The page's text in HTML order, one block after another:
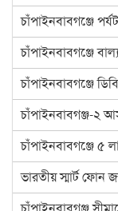
চাঁপাইনবাবগঞ্জে
চাঁপাইনবাবগঞ্জে
চাঁপাইনবাবগঞ্জে
চাঁপাইনবাবগঞ্জ-২
চাঁপাইনবাবগঞ্জে ৫
ভারতীয় স্মার্ট ফোন